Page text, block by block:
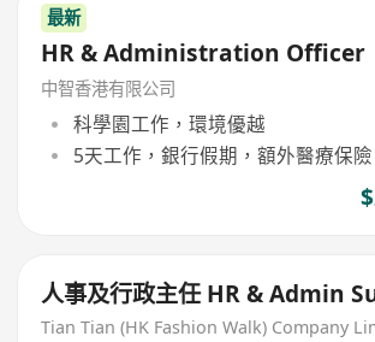
最新
HR & Administration Officer
中智香港有限公司
科學園工作，環境優越
5天工作，銀行假期，額外醫療保險
人事及行政主任 HR & Admin
Tian Tian (HK Fashion Walk) Company